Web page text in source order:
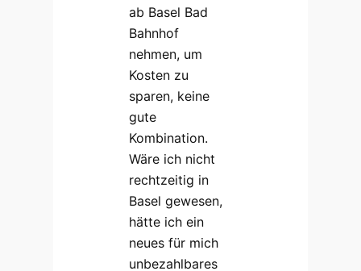
ab Basel Bad
Bahnhof
nehmen, um
Kosten zu
sparen, keine
gute
Kombination.
Wäre ich nicht
rechtzeitig in
Basel gewesen,
hätte ich ein
neues für mich
unbezahlbares